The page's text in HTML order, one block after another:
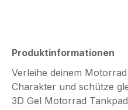
Produktinformationen
Verleihe deinem
Charakter und schütze
3D Gel Motorrad